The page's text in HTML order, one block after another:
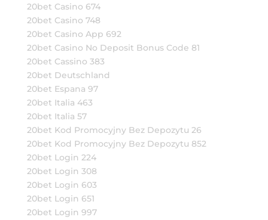
20bet Casino 674
20bet Casino 748
20bet Casino App 692
20bet Casino No Deposit Bonus Code 81
20bet Cassino 383
20bet Deutschland
20bet Espana 97
20bet Italia 463
20bet Italia 57
20bet Kod Promocyjny Bez Depozytu 26
20bet Kod Promocyjny Bez Depozytu 852
20bet Login 224
20bet Login 308
20bet Login 603
20bet Login 651
20bet Login 997